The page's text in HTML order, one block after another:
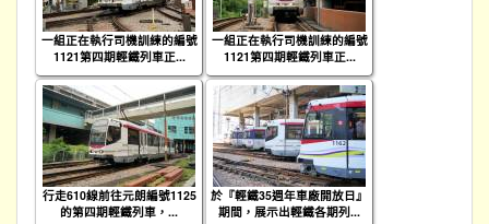
一組正在執行司機訓練的編號
1121第四期輕鐵列車正...
一組正在執行司機訓練的編號
1121第四期輕鐵列車正...
行走610線前往元朗編號1125
的第四期輕鐵列車，...
於『輕鐵35週年車廠開放日』
期間，展示出輕鐵各期列...